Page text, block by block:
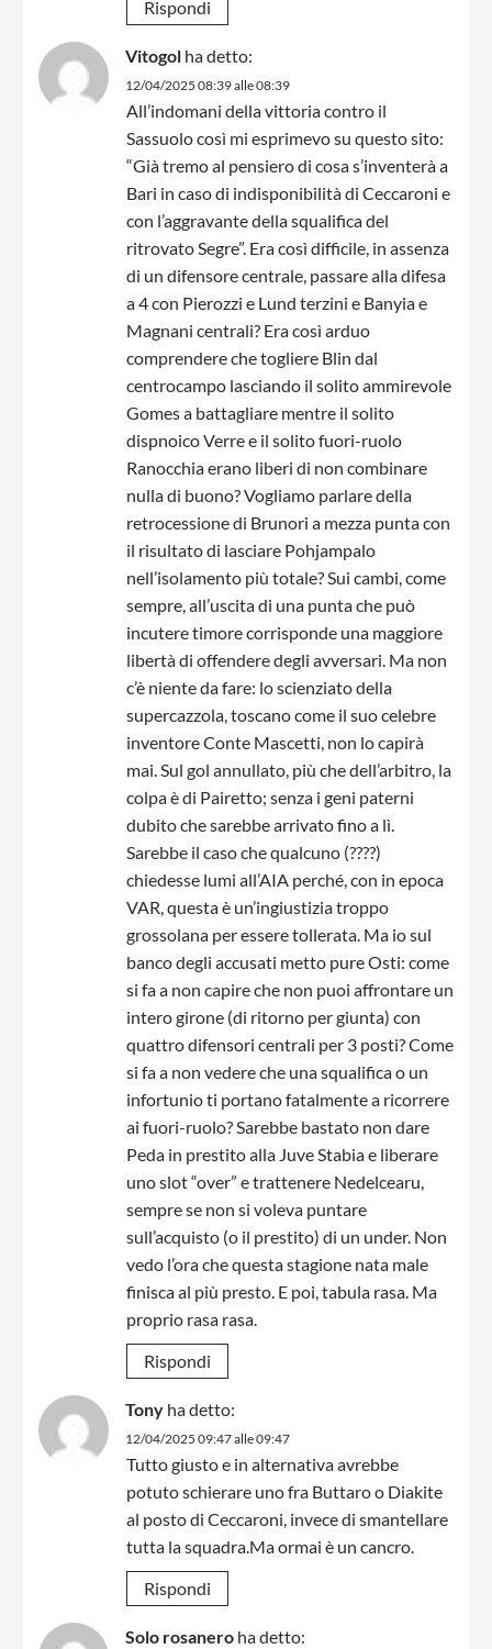
Rispondi
Vitogol ha detto:
12/04/2025 08:39 alle 08:39
All’indomani della vittoria contro il
Sassuolo così mi esprimevo su questo sito:
“Già tremo al pensiero di cosa s’inventerà a
Bari in caso di indisponibilità di Ceccaroni e
con l’aggravante della squalifica del
ritrovato Segre”. Era così difficile, in assenza
di un difensore centrale, passare alla difesa
a 4 con Pierozzi e Lund terzini e Banyia e
Magnani centrali? Era così arduo
comprendere che togliere Blin dal
centrocampo lasciando il solito ammirevole
Gomes a battagliare mentre il solito
dispnoico Verre e il solito fuori-ruolo
Ranocchia erano liberi di non combinare
nulla di buono? Vogliamo parlare della
retrocessione di Brunori a mezza punta con
il risultato di lasciare Pohjampalo
nell’isolamento più totale? Sui cambi, come
sempre, all’uscita di una punta che può
incutere timore corrisponde una maggiore
libertà di offendere degli avversari. Ma non
c’è niente da fare: lo scienziato della
supercazzola, toscano come il suo celebre
inventore Conte Mascetti, non lo capirà
mai. Sul gol annullato, più che dell’arbitro, la
colpa è di Pairetto; senza i geni paterni
dubito che sarebbe arrivato fino a lì.
Sarebbe il caso che qualcuno (????)
chiedesse lumi all’AIA perché, con in epoca
VAR, questa è un’ingiustizia troppo
grossolana per essere tollerata. Ma io sul
banco degli accusati metto pure Osti: come
si fa a non capire che non puoi affrontare un
intero girone (di ritorno per giunta) con
quattro difensori centrali per 3 posti? Come
si fa a non vedere che una squalifica o un
infortunio ti portano fatalmente a ricorrere
ai fuori-ruolo? Sarebbe bastato non dare
Peda in prestito alla Juve Stabia e liberare
uno slot “over” e trattenere Nedelcearu,
sempre se non si voleva puntare
sull’acquisto (o il prestito) di un under. Non
vedo l’ora che questa stagione nata male
finisca al più presto. E poi, tabula rasa. Ma
proprio rasa rasa.
Rispondi
Tony ha detto:
12/04/2025 09:47 alle 09:47
Tutto giusto e in alternativa avrebbe
potuto schierare uno fra Buttaro o Diakite
al posto di Ceccaroni, invece di smantellare
tutta la squadra.Ma ormai è un cancro.
Rispondi
Solo rosanero ha detto: